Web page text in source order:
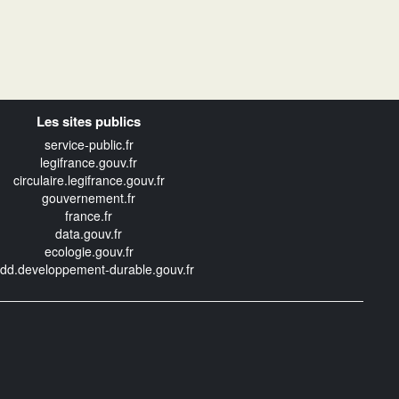
Les sites publics
service-public.fr
legifrance.gouv.fr
circulaire.legifrance.gouv.fr
gouvernement.fr
france.fr
data.gouv.fr
ecologie.gouv.fr
durable.gouv.fr